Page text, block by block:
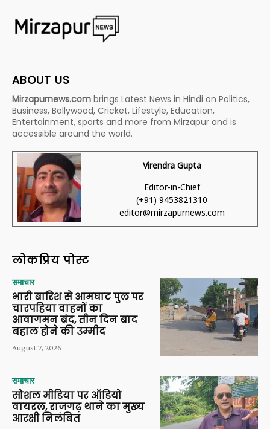
ABOUT US
Mirzapurnews.com brings Latest News in Hindi on Politics,
Business, Bollywood, Cricket, Lifestyle, Education,
Entertainment, sports and more from Mirzapur and is
accessible around the world.
Virendra Gupta
Editor-in-Chief
(+91) 9453821310
editor@mirzapurnews.com
लोकप्रिय पोस्ट
समाचार
भारी बारिश से आमघाट पुल पर
चारपहिया वाहनों का
आवागमन बंद, तीन दिन बाद
बहाल होने की उम्मीद
August 7, 2026
समाचार
सोशल मीडिया पर ऑडियो
वायरल, राजगढ़ थाने का मुख्य
आरक्षी निलंबित